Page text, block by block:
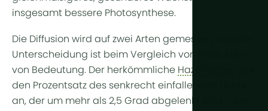
insgesamt bessere Photosynthese.
Die Diffusion wird auf zwei Arten gemessen, und die
Unterscheidung ist beim Vergleich von Produkten
von Bedeutung. Der herkömmliche Haze Factor
den Prozentsatz des senkrecht einfallenden Lichts
an, der um mehr als 2,5 Grad abgelenkt wird – ein